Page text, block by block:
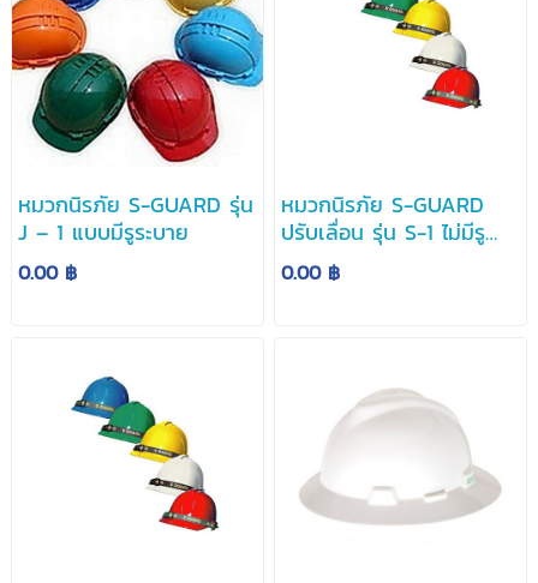
หมวกนิรภัย S-GUARD รุ่น
J – 1 แบบมีรูระบาย
0.00 ฿
หมวกนิรภัย S-GUARD
ปรับเลื่อน รุ่น S-1 ไม่มีรู
ระบาย
0.00 ฿